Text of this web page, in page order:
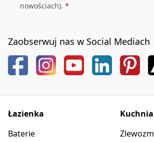
nowościach). *
Zaobserwuj nas w Social Mediach
Łazienka
Baterie
Kuchnia